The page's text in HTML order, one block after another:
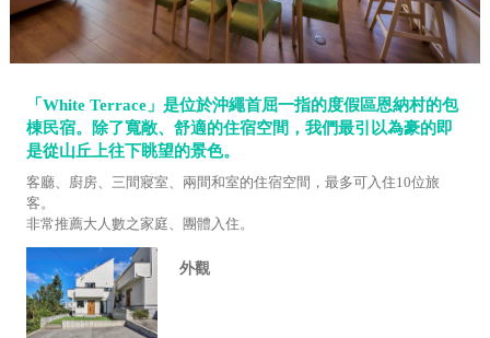
「White Terrace」是位於沖繩首屈一指的度假區恩納村的包
棟民宿。除了寬敞、舒適的住宿空間，我們最引以為豪的即
是從山丘上往下眺望的景色。
客廳、廚房、三間寢室、兩間和室的住宿空間，最多可入住10位旅
客。
非常推薦大人數之家庭、團體入住。
外觀